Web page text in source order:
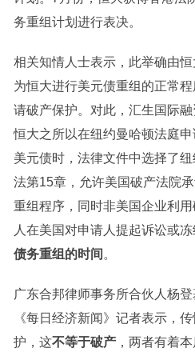
务重组计划进行表决。
相关知情人士表示，此举确由
为恒大进行美元债重组的正常
请破产保护。对此，汇生国际
恒大之所以在纽约曼哈顿法庭
美元债时，法律文件中选择了
法第15章，允许美国破产法院
重组程序，同时非美国企业利
人在美国对申请人提起诉讼或冻
债务重组的时间 。
广东合邦律师事务所合伙人杨
《每日经济新闻》记者表示，
护，这不等于破产，两者有着本